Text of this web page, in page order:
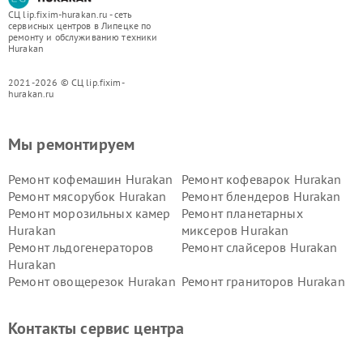
СЦ lip.fixim-hurakan.ru - сеть
сервисных центров в Липецке по
ремонту и обслуживанию техники
Hurakan
2021-2026 © СЦ lip.fixim-
hurakan.ru
Мы ремонтируем
Ремонт кофемашин Hurakan
Ремонт кофеварок Hurakan
Ремонт мясорубок Hurakan
Ремонт блендеров Hurakan
Ремонт морозильных камер
Hurakan
Ремонт планетарных
миксеров Hurakan
Ремонт льдогенераторов
Hurakan
Ремонт слайсеров Hurakan
Ремонт овощерезок Hurakan Ремонт граниторов Hurakan
Hurakan
Контакты сервис центра